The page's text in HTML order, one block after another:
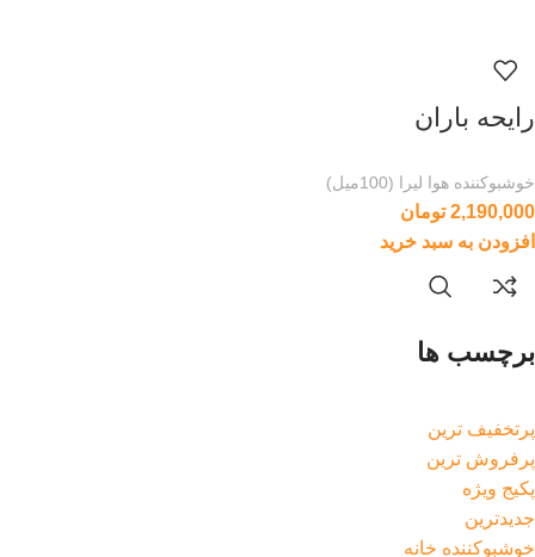
رایحه باران
خوشبوکننده هوا لیرا (100میل)
2,190,000 تومان
افزودن به سبد خرید
برچسب ها
پرتخفیف ترین
پرفروش ترین
پکیج ویژه
جدیدترین
خوشبوکننده خانه